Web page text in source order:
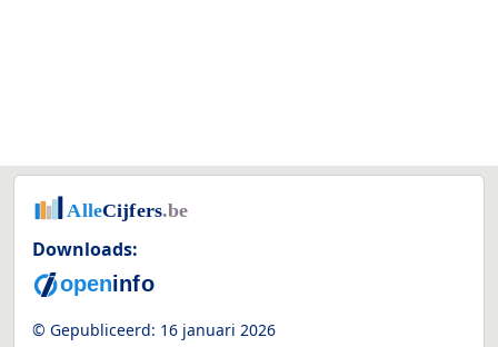
Downloads:
© Gepubliceerd: 16 januari 2026